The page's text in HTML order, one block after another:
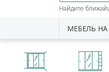
Найдите
МЕБЕЛЬ НА